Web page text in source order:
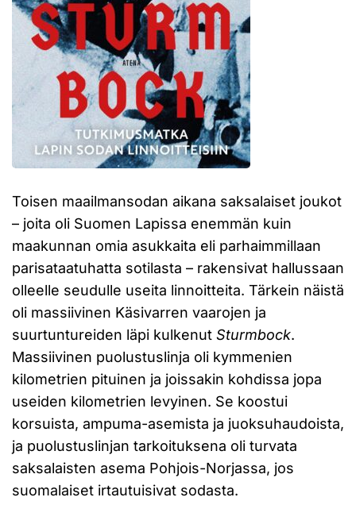
Toisen maailmansodan aikana saksalaiset joukot
– joita oli Suomen Lapissa enemmän kuin
maakunnan omia asukkaita eli parhaimmillaan
parisataatuhatta sotilasta – rakensivat hallussaan
olleelle seudulle useita linnoitteita. Tärkein näistä
oli massiivinen Käsivarren vaarojen ja
suurtuntureiden läpi kulkenut Sturmbock.
Massiivinen puolustuslinja oli kymmenien
kilometrien pituinen ja joissakin kohdissa jopa
useiden kilometrien levyinen. Se koostui
korsuista, ampuma-asemista ja juoksuhaudoista,
ja puolustuslinjan tarkoituksena oli turvata
saksalaisten asema Pohjois-Norjassa, jos
suomalaiset irtautuisivat sodasta.